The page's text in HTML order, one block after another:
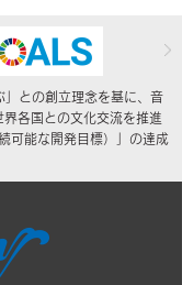
」との創立理念を基に、音
各国との文化交流を推進
可能な開発目標）」の達成